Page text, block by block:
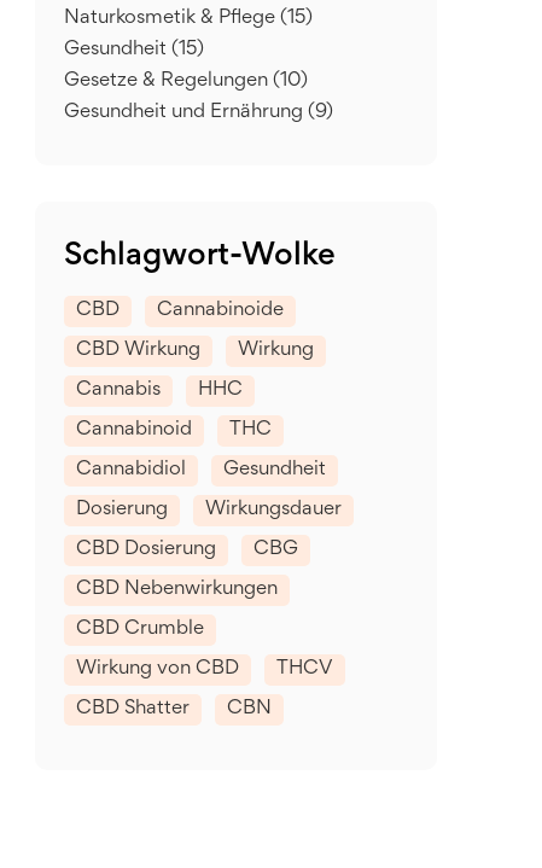
Naturkosmetik & Pflege (15)
Gesundheit (15)
Gesetze & Regelungen (10)
Gesundheit und Ernährung (9)
Schlagwort-Wolke
CBD Cannabinoide
CBD Wirkung Wirkung
Cannabis HHC
Cannabinoid THC
Cannabidiol Gesundheit
Dosierung Wirkungsdauer
CBD Dosierung CBG
CBD Nebenwirkungen
CBD Crumble
Wirkung von CBD THCV
CBD Shatter CBN